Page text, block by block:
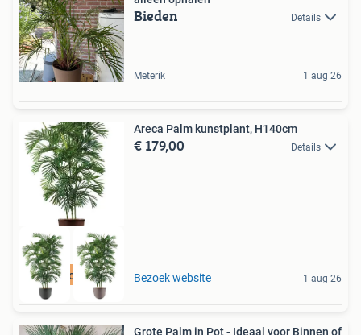
Bieden Details
Meterik 1 aug 26
Best beoordeeld
Areca Palm kunstplant, H140cm
€ 179,00 Details
Bezoek website 1 aug 26
Grote Palm in Pot - Ideaal voor Binnen of